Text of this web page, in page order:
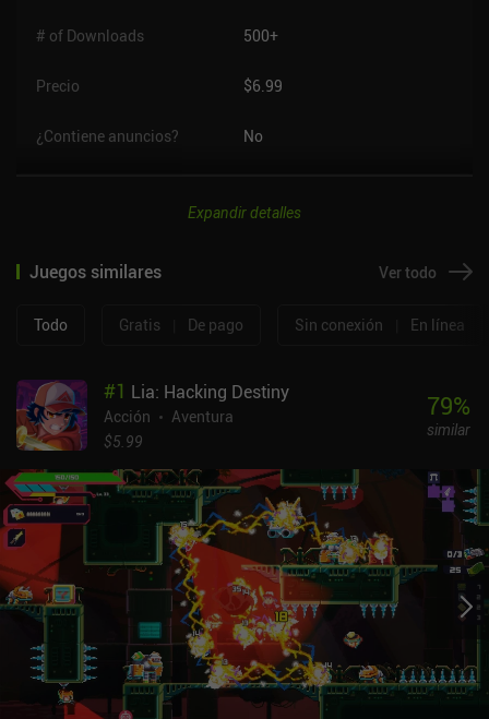
# of Downloads 500+
Precio $6.99
¿Contiene anuncios? No
Expandir detalles
Juegos similares Ver todo
Todo Gratis De pago Sin conexión En línea
#1 Lia: Hacking Destiny
Acción
Aventura
$5.99
79%
similar